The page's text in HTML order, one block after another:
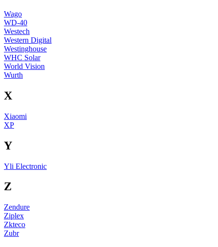
Wago
WD-40
Westech
Western Digital
Westinghouse
WHC Solar
World Vision
Wurth
X
Xiaomi
XP
Y
Yli Electronic
Z
Zendure
Ziplex
Zkteco
Zubr